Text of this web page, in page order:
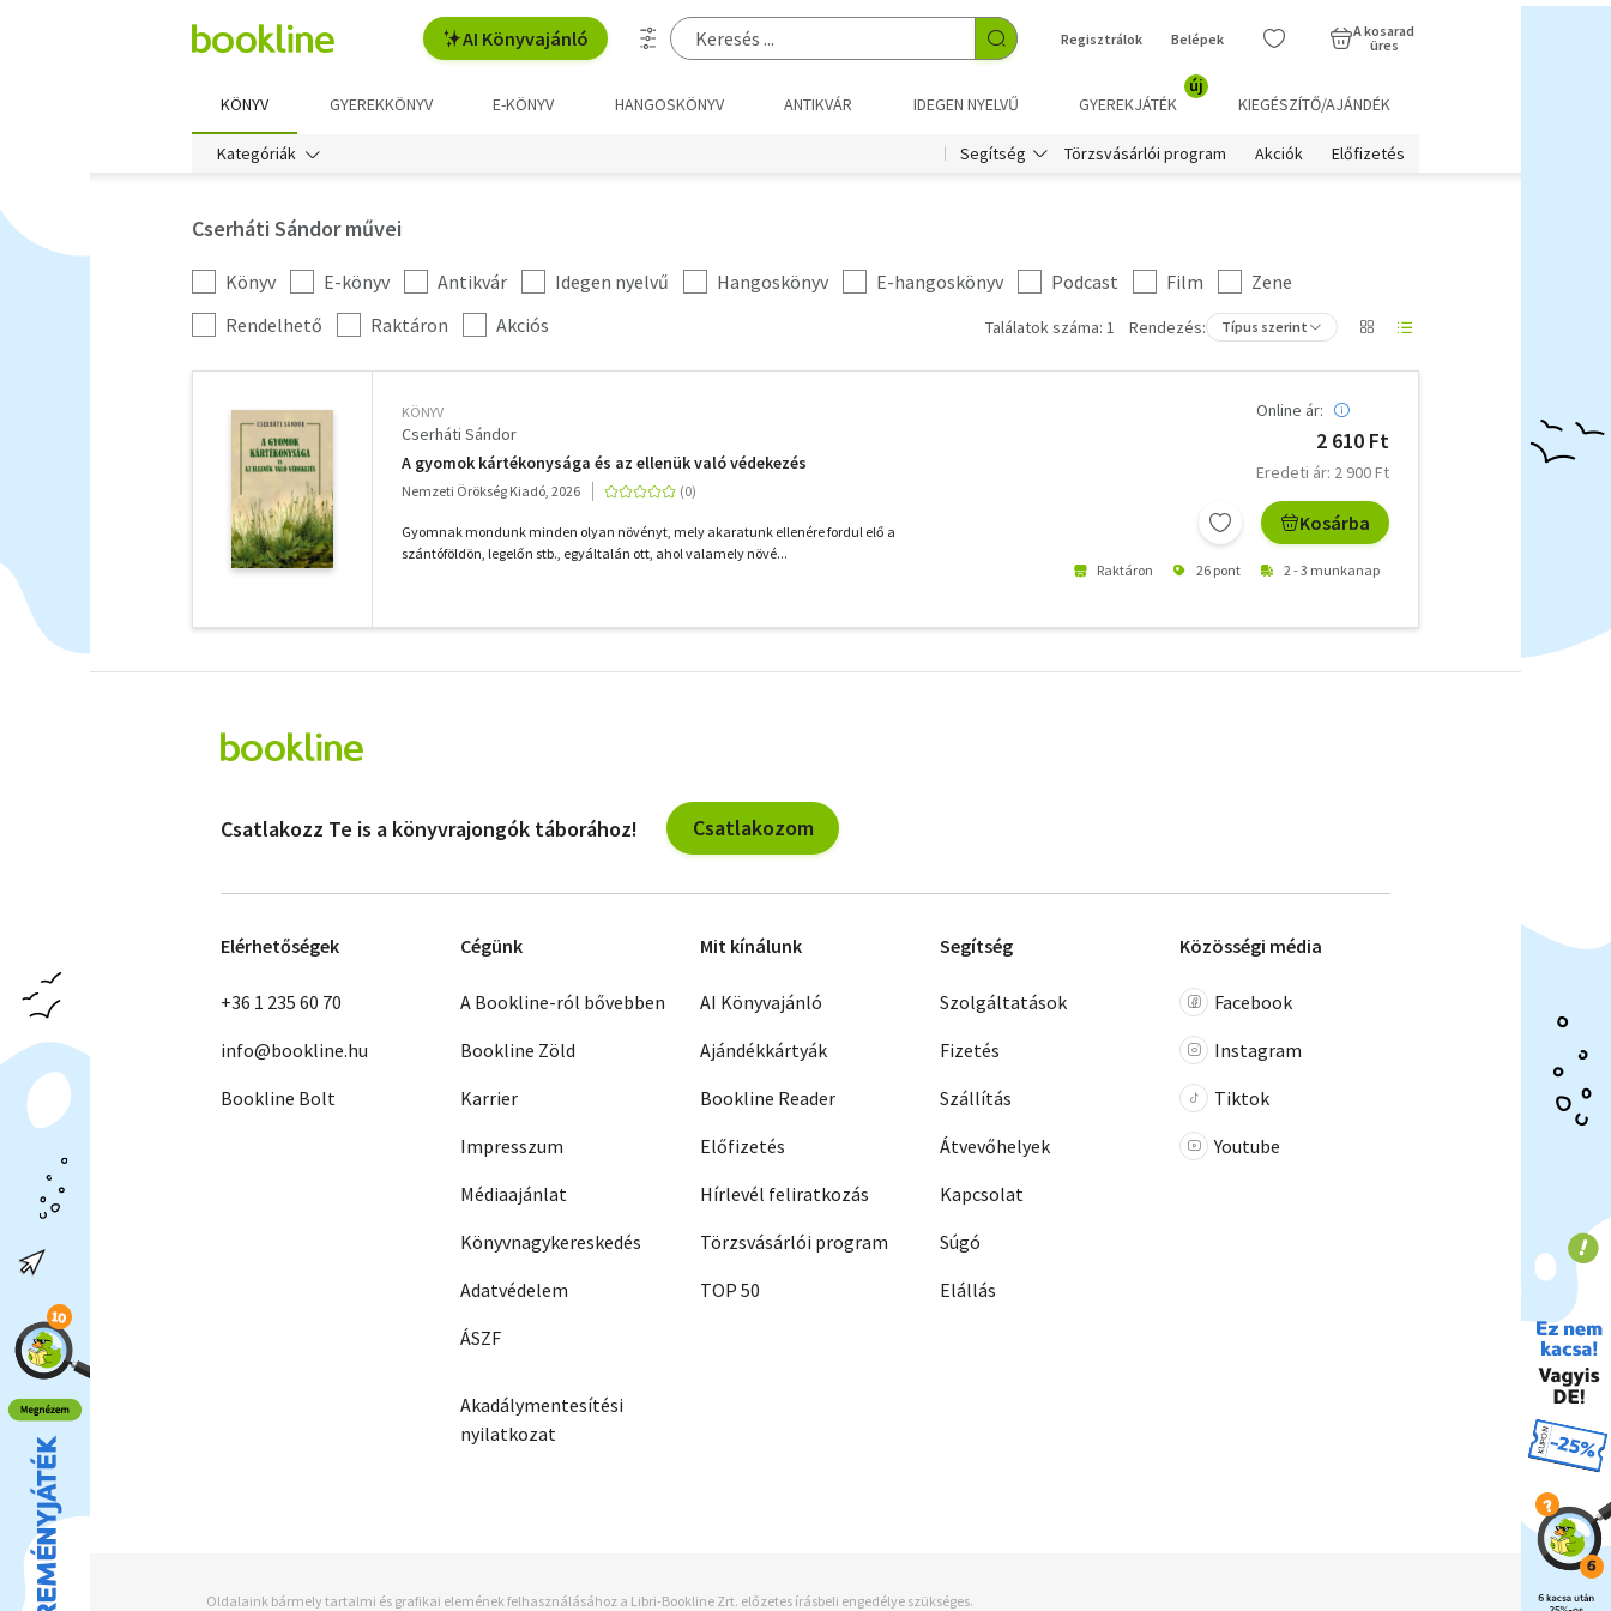
AI Könyvajánló Regisztrálok Belépek
A kosarad
üres
KÖNYV GYEREKKÖNYV E-KÖNYV HANGOSKÖNYV ANTIKVÁR IDEGEN NYELVŰ GYEREKJÁTÉK
új
KIEGÉSZÍTŐ/AJÁNDÉK
Kategóriák Segítség Törzsvásárlói program Akciók Előfizetés
Cserháti Sándor művei
Kategória
szűrés
Könyv E-könyv Antikvár Idegen nyelvű Hangoskönyv E-hangoskönyv Podcast Film
Zene
További
szűrők
Rendelhető Raktáron Akciós Találatok száma: 1 Rendezés: Típus szerint
KÖNYV
Cserháti Sándor
A gyomok kártékonysága és az ellenük való védekezés
Nemzeti Örökség Kiadó, 2026
Gyomnak mondunk minden olyan növényt, mely akaratunk ellenére fordul elő a
szántóföldön, legelőn stb., egyáltalán ott, ahol valamely növé...
Online ár:
2 610 Ft
Eredeti ár: 2 900 Ft
Kosárba
Raktáron 26 pont 2 - 3 munkanap
szűrők
Csatlakozz Te is a könyvrajongók táborához! Csatlakozom
Elérhetőségek
+36 1 235 60 70
info@bookline.hu
Bookline Bolt
Cégünk
A Bookline-ról bővebben
Bookline Zöld
Karrier
Impresszum
Médiaajánlat
Könyvnagykereskedés
Adatvédelem
ÁSZF
Akadálymentesítési
nyilatkozat
Mit kínálunk
AI Könyvajánló
Ajándékkártyák
Bookline Reader
Előfizetés
Hírlevél feliratkozás
Törzsvásárlói program
TOP 50
Segítség
Szolgáltatások
Fizetés
Szállítás
Átvevőhelyek
Kapcsolat
Súgó
Elállás
Közösségi média
Facebook
Instagram
Tiktok
Youtube
Oldalaink bármely tartalmi és grafikai elemének felhasználásához a Libri-Bookline Zrt. előzetes írásbeli engedélye szükséges.